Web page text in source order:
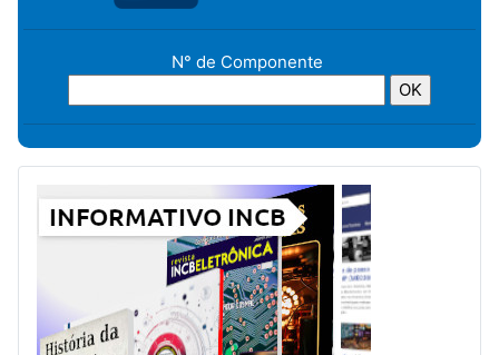
N° de Componente